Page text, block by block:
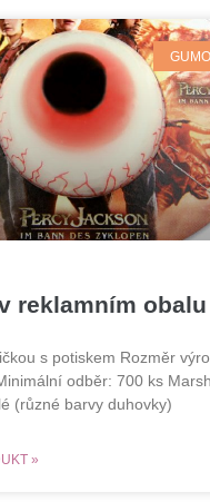
reklamním obalu
s potiskem Rozměr
odběr: 700 ks
(různé barvy duhovky)
»